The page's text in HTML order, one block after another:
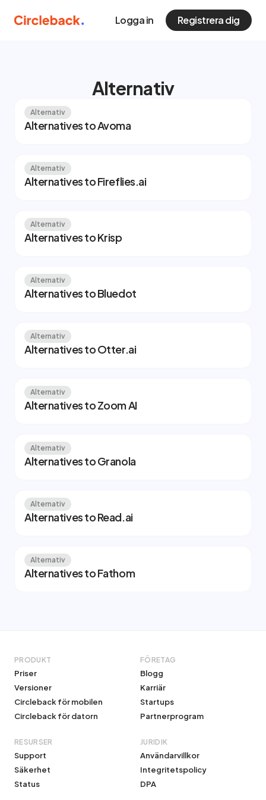
Logga in Registrera dig
Alternativ
Alternativ
Alternatives to Avoma
Alternativ
Alternatives to Fireflies.ai
Alternativ
Alternatives to Krisp
Alternativ
Alternatives to Bluedot
Alternativ
Alternatives to Otter.ai
Alternativ
Alternatives to Zoom AI
Alternativ
Alternatives to Granola
Alternativ
Alternatives to Read.ai
Alternativ
Alternatives to Fathom
PRODUKT
Priser
Versioner
Circleback för mobilen
Circleback för datorn
FÖRETAG
Blogg
Karriär
Startups
Partnerprogram
RESURSER
Support
Säkerhet
Status
JURIDIK
Användarvillkor
Integritetspolicy
DPA